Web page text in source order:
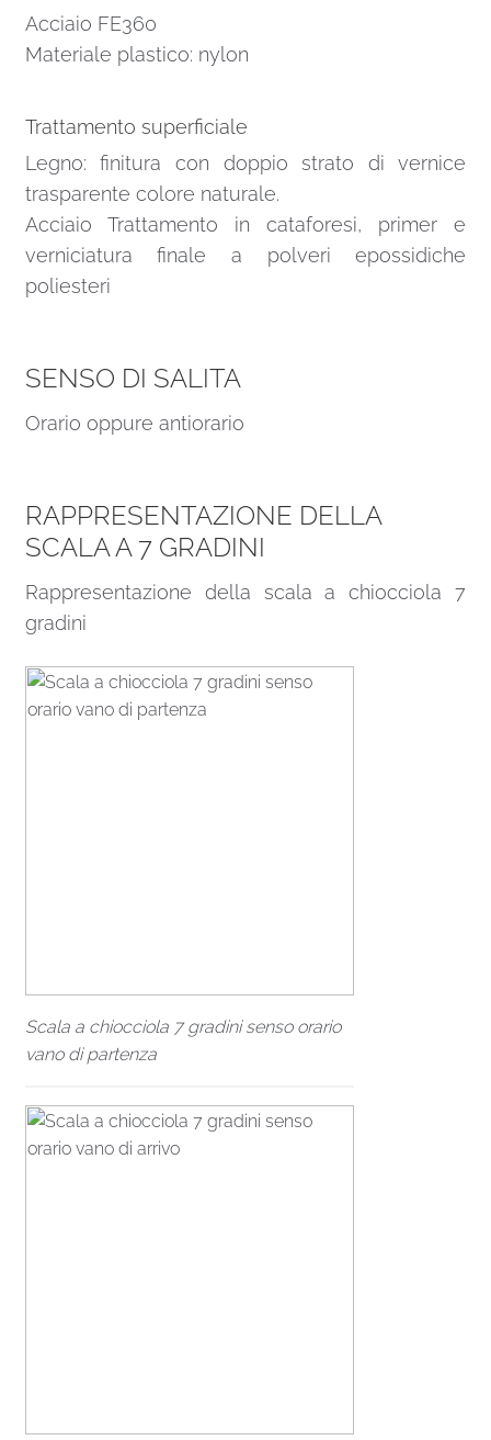
Acciaio FE360
Materiale plastico: nylon
Trattamento superficiale
Legno: finitura con doppio strato di vernice
trasparente colore naturale.
Acciaio Trattamento in cataforesi, primer e
verniciatura finale a polveri epossidiche
poliesteri
SENSO DI SALITA
Orario oppure antiorario
RAPPRESENTAZIONE DELLA
SCALA A 7 GRADINI
Rappresentazione della scala a chiocciola 7
gradini
Scala a chiocciola 7 gradini senso orario
vano di partenza